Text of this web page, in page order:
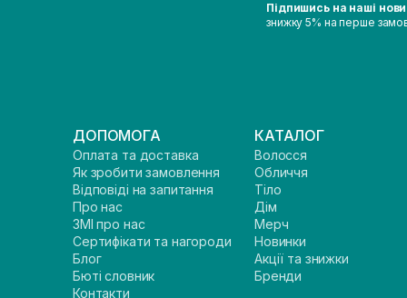
Підпишись на наші
знижку 5% на перше
ДОПОМОГА
Оплата та доставка
Як зробити замовлення
Відповіді на запитання
Про нас
ЗМІ про нас
Сертифікати та нагороди
Блог
Бюті словник
Контакти
КАТАЛОГ
Волосся
Обличчя
Тіло
Дім
Мерч
Новинки
Акції та знижки
Бренди